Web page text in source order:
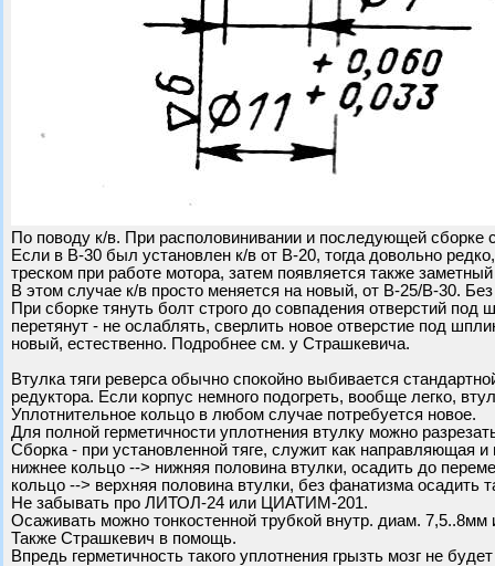
По поводу к/в. При располовинивании и последующей сборке
Если в В-30 был установлен к/в от В-20, тогда довольно
треском при работе мотора, затем появляется также
В этом случае к/в просто меняется на новый, от В-25/В-30.
При сборке тянуть болт строго до совпадения отверстий
перетянут - не ослаблять, сверлить новое отверстие под
новый, естественно. Подробнее см. у Страшкевича.
Втулка тяги реверса обычно спокойно выбивается
редуктора. Если корпус немного подогреть, вообще легко,
Уплотнительное кольцо в любом случае потребуется новое.
Для полной герметичности уплотнения втулку можно
Сборка - при установленной тяге, служит как направляющая
нижнее кольцо --> нижняя половина втулки, осадить до
кольцо --> верхняя половина втулки, без фанатизма
Не забывать про ЛИТОЛ-24 или ЦИАТИМ-201.
Осаживать можно тонкостенной трубкой внутр. диам.
Также Страшкевич в помощь.
Впредь герметичность такого уплотнения грызть мозг не